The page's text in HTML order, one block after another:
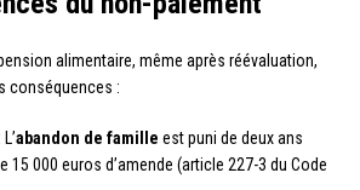
alimentaire, même après réévaluation,
conséquences :
: L’abandon de famille est puni de deux ans
15 000 euros d’amende (article 227-3 du Code